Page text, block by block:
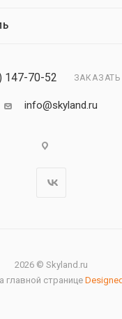
147-70-52
info@skyland.ru
2026 © Skyland.ru
главной странице